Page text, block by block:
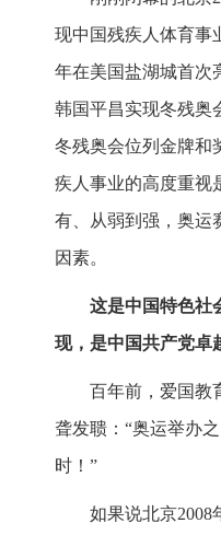
现中国残疾人体育事
年在美国盐湖城首次
韩国平昌实现冬残奥
冬残奥会位列金牌和
疾人事业的高度重视
有、从弱到强，奥运
因素。
这是中国特色社
现，是中国共产党卓
百年前，爱国教
聋发聩：“奥运举办
时！”
如果说北京2008